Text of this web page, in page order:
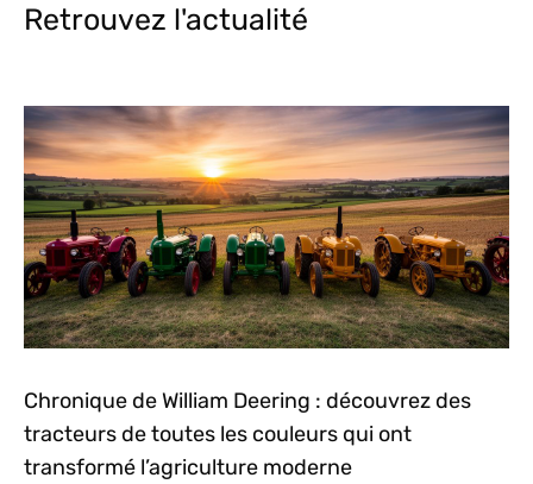
Retrouvez l'actualité
Chronique de William Deering : découvrez des
tracteurs de toutes les couleurs qui ont
transformé l’agriculture moderne